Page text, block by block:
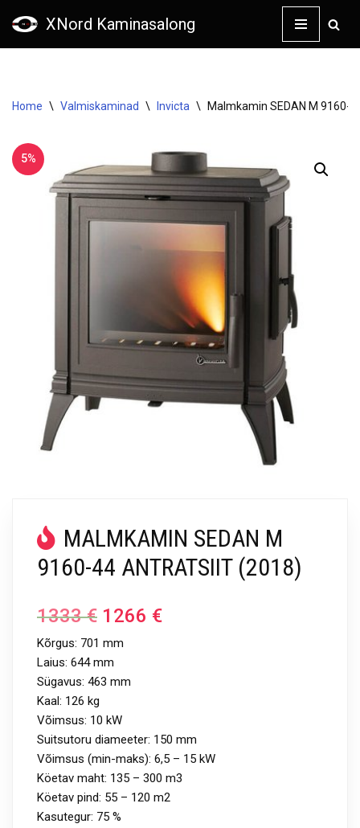
XNord Kaminasalong
Home \ Valmiskaminad \ Invicta \ Malmkamin SEDAN M 9160-
5%
MALMKAMIN SEDAN M
9160-44 ANTRATSIIT (2018)
1333€ 1266 €
Kõrgus: 701 mm
Laius: 644 mm
Sügavus: 463 mm
Kaal: 126 kg
Võimsus: 10 kW
Suitsutoru diameeter: 150 mm
Võimsus (min-maks): 6,5 – 15 kW
Köetav maht: 135 – 300 m3
Köetav pind: 55 – 120 m2
Kasutegur: 75 %